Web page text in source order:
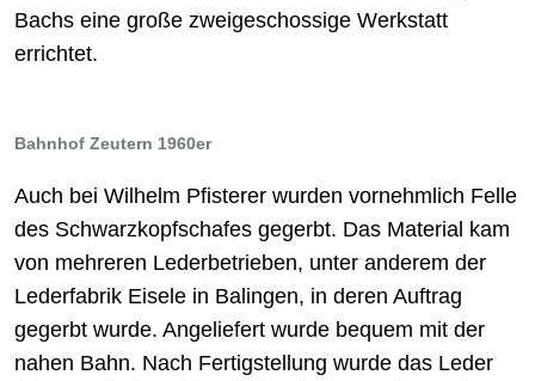
Bachs eine große zweigeschossige Werkstatt
errichtet.
Bahnhof Zeutern 1960er
Auch bei Wilhelm Pfisterer wurden vornehmlich Felle
des Schwarzkopfschafes gegerbt. Das Material kam
von mehreren Lederbetrieben, unter anderem der
Lederfabrik Eisele in Balingen, in deren Auftrag
gegerbt wurde. Angeliefert wurde bequem mit der
nahen Bahn. Nach Fertigstellung wurde das Leder